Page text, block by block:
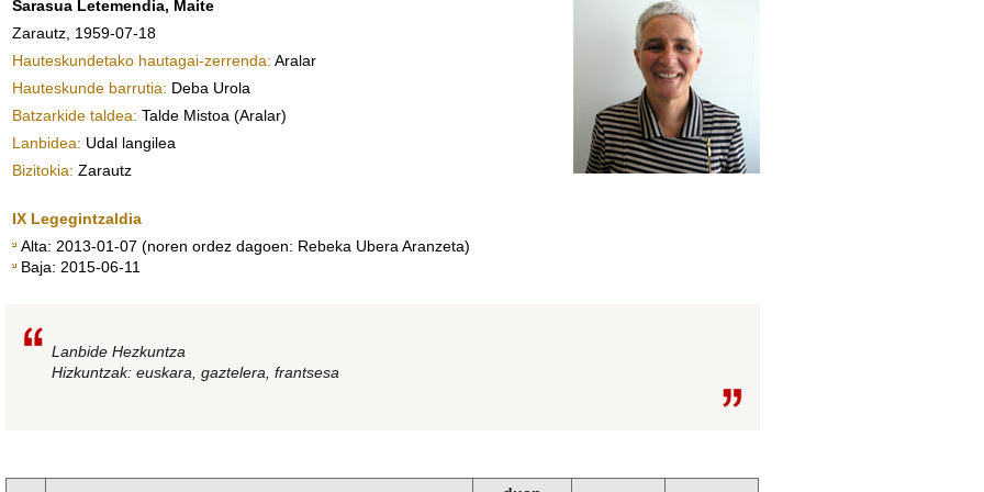
Sarasua Letemendia, Maite
Zarautz, 1959-07-18
Hauteskundetako hautagai-zerrenda: Aralar
Hauteskunde barrutia: Deba Urola
Batzarkide taldea: Talde Mistoa (Aralar)
Lanbidea: Udal langilea
Bizitokia: Zarautz
IX Legegintzaldia
Alta: 2013-01-07 (noren ordez dagoen: Rebeka Ubera Aranzeta)
Baja: 2015-06-11
Lanbide Hezkuntza
Hizkuntzak: euskara, gaztelera, frantsesa